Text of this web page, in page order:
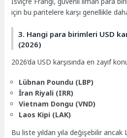
için bu paritelere karşı genellikle
3. Hangi para birimleri USD
(2026)
2026’da USD karşısında en zayıf
Lübnan Poundu (LBP)
İran Riyali (IRR)
Vietnam Dongu (VND)
Laos Kipi (LAK)
Bu liste yıldan yıla değişebilir